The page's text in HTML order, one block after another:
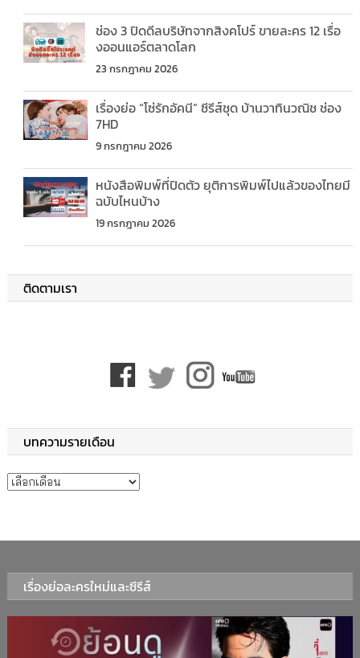
ช่อง 3 ปิดดีลบริษัทจากสิงคโปร์ ขายละคร 12 เรื่อ
งออนแอร์ตลาดโลก
23 กรกฎาคม 2026
เรื่องย่อ “โซ่รักอัคนี” ซีรีส์ชุด บ้านวาทินวณิช ช่อง
7HD
9 กรกฎาคม 2026
หนังสือพิมพ์ที่ปิดตัว ยุติการพิมพ์ไปแล้วของไทยมี
ฉบับไหนบ้าง
19 กรกฎาคม 2026
ติดตามเรา
บทความรายเดือน
บทความรายเดือน
เรื่องย่อละครใหม่และซีรีส์